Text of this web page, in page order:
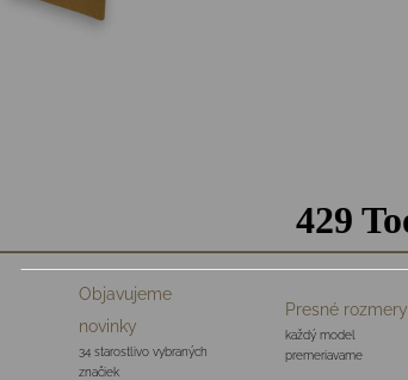
Objavujeme
novinky
34 starostlivo vybraných
značiek
Presné rozmery
každý model
premeriavame